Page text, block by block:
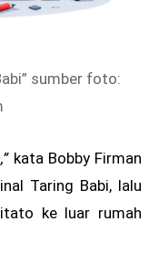
sumber foto:
kata Bobby Firman
Taring Babi, lalu
ke luar rumah